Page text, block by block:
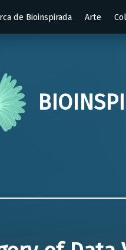
de Bioinspirada Arte